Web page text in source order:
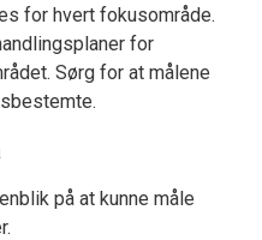
for hvert fokusområde.
for
Sørg for at målene
på at kunne måle